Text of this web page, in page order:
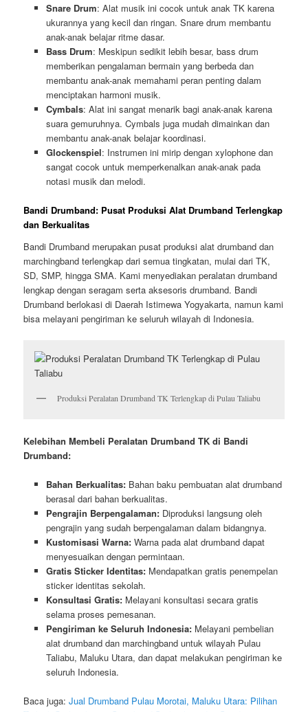
Snare Drum: Alat musik ini cocok untuk anak TK karena
ukurannya yang kecil dan ringan. Snare drum membantu
anak-anak belajar ritme dasar.
Bass Drum: Meskipun sedikit lebih besar, bass drum
memberikan pengalaman bermain yang berbeda dan
membantu anak-anak memahami peran penting dalam
menciptakan harmoni musik.
Cymbals: Alat ini sangat menarik bagi anak-anak karena
suara gemuruhnya. Cymbals juga mudah dimainkan dan
membantu anak-anak belajar koordinasi.
Glockenspiel: Instrumen ini mirip dengan xylophone dan
sangat cocok untuk memperkenalkan anak-anak pada
notasi musik dan melodi.
Bandi Drumband: Pusat Produksi Alat Drumband Terlengkap
dan Berkualitas
Bandi Drumband merupakan pusat produksi alat drumband dan
marchingband terlengkap dari semua tingkatan, mulai dari TK,
SD, SMP, hingga SMA. Kami menyediakan peralatan drumband
lengkap dengan seragam serta aksesoris drumband. Bandi
Drumband berlokasi di Daerah Istimewa Yogyakarta, namun kami
bisa melayani pengiriman ke seluruh wilayah di Indonesia.
Produksi Peralatan Drumband TK Terlengkap di Pulau Taliabu
Kelebihan Membeli Peralatan Drumband TK di Bandi
Drumband:
Bahan Berkualitas:Bahan baku pembuatan alat drumband
berasal dari bahan berkualitas.
Pengrajin Berpengalaman:Diproduksi langsung oleh
pengrajin yang sudah berpengalaman dalam bidangnya.
Kustomisasi Warna:Warna pada alat drumband dapat
menyesuaikan dengan permintaan.
Gratis Sticker Identitas:Mendapatkan gratis penempelan
sticker identitas sekolah.
Konsultasi Gratis:Melayani konsultasi secara gratis
selama proses pemesanan.
Pengiriman ke Seluruh Indonesia:Melayani pembelian
alat drumband dan marchingband untuk wilayah Pulau
Taliabu, Maluku Utara, dan dapat melakukan pengiriman ke
seluruh Indonesia.
Baca juga:Jual Drumband Pulau Morotai, Maluku Utara: Pilihan